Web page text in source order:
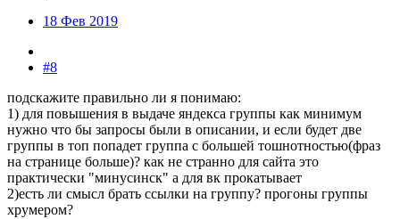
18 Фев 2019
#8
подскажите правильно ли я понимаю:
1) для повышения в выдаче яндекса группы как минимум
нужно что бы запросы были в описании, и если будет две
группы в топ попадет группа с большей тошнотностью(фраз
на странице больше)? как не странно для сайта это
практически "минусинск" а для вк прокатывает
2)есть ли смысл брать ссылки на группу? прогоны группы
хрумером?